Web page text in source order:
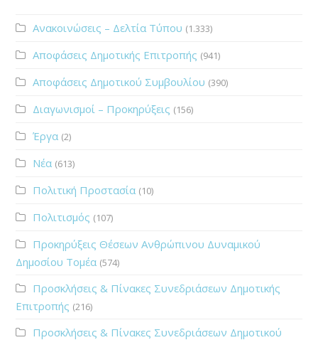
Ανακοινώσεις – Δελτία Τύπου (1.333)
Αποφάσεις Δημοτικής Επιτροπής (941)
Αποφάσεις Δημοτικού Συμβουλίου (390)
Διαγωνισμοί – Προκηρύξεις (156)
Έργα (2)
Νέα (613)
Πολιτική Προστασία (10)
Πολιτισμός (107)
Προκηρύξεις Θέσεων Ανθρώπινου Δυναμικού
Δημοσίου Τομέα (574)
Προσκλήσεις & Πίνακες Συνεδριάσεων Δημοτικής
Επιτροπής (216)
Προσκλήσεις & Πίνακες Συνεδριάσεων Δημοτικού